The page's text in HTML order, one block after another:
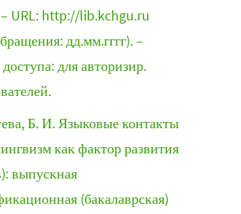
– URL: http://lib.kchgu.ru
дд.мм.гггг). –
для авторизир.
Б. И. Языковые контакты
как фактор развития
выпускная
(бакалаврская)